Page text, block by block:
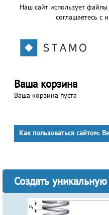
Наш сайт использует
соглашаетесь с
Ваша корзина
Ваша корзина пуста
Как пользоваться сайтом.
Создать